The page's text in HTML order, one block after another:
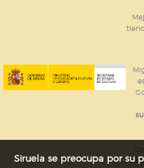
Siruela se preocupa por su